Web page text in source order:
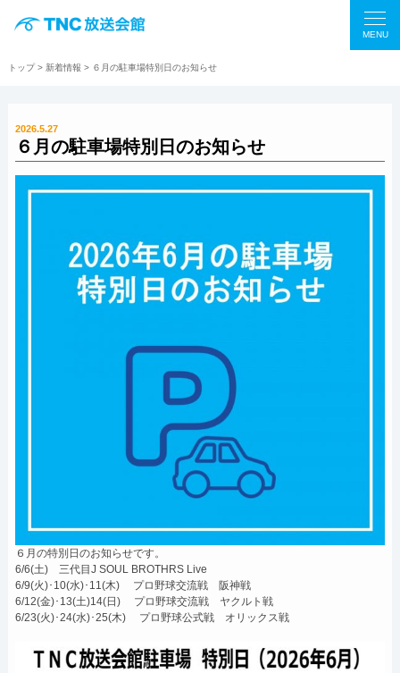
MENU
トップ> 新着情報 > ６月の駐車場特別日のお知らせ
2026.5.27
６月の駐車場特別日のお知らせ
６月の特別日のお知らせです。
6/6(土) 三代目J SOUL BROTHRS Live
6/9(火)･10(水)･11(木) プロ野球交流戦 阪神戦
6/12(金)･13(土)14(日) プロ野球交流戦 ヤクルト戦
6/23(火)･24(水)･25(木) プロ野球公式戦 オリックス戦